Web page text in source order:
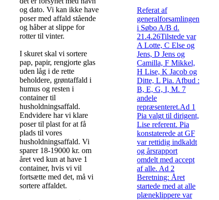
og dato. Vi kan ikke have
poser med affald stående
og håber at slippe for
rotter til vinter.
I skuret skal vi sortere
pap, papir, rengjorte glas
uden låg i de rette
beholdere, grøntaffald i
humus og resten i
container til
husholdningsaffald.
Endvidere har vi klare
poser til plast for at få
plads til vores
husholdningsaffald. Vi
sparer 18-19000 kr. om
året ved kun at have 1
container, hvis vi vil
fortsætte med det, må vi
sortere affaldet.
Referat af
generalforsamlingen
i Søbo A/B d.
21.4.26Tilstede var
A Lotte, C Else og
Jens, D Jens og
Camilla, F Mikkel,
H Lise, K Jacob og
Ditte, L Pia. Afbud :
B, E, G, I, M. 7
andele
repræsenteret.Ad 1
Pia valgt til dirigent,
Lise referent. Pia
konstaterede at GF
var rettidig indkaldt
og årsrapport
omdelt med accept
af alle. Ad 2
Beretning: Året
startede med at alle
plæneklippere var